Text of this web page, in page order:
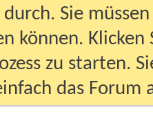
durch. Sie
können.
zu starten.
das